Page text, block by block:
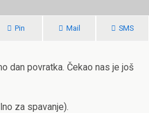
Pin Mail SMS
dan povratka. Čekao nas je još
za spavanje).